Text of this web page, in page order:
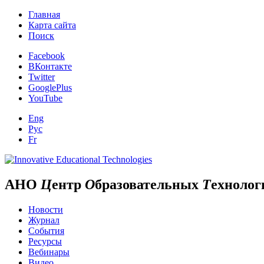
Главная
Карта сайта
Поиск
Facebook
ВКонтакте
Twitter
GooglePlus
YouTube
Eng
Рус
Fr
АНО Центр Образовательных Т
Новости
Журнал
События
Ресурсы
Вебинары